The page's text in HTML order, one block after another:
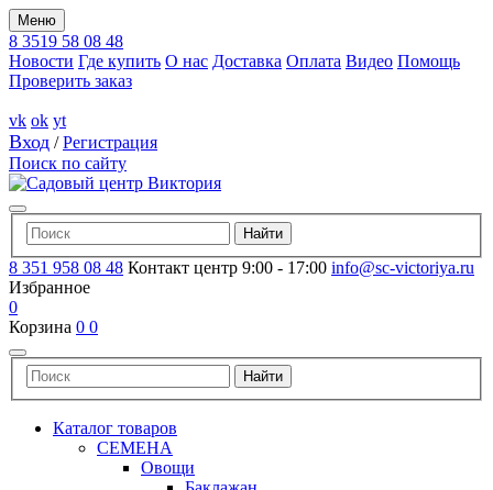
Меню
8 3519 58 08 48
Новости Где купить О нас Доставка Оплата Видео Помощь
Проверить заказ
vk ok yt
Вход /Регистрация
Поиск по сайту
8 351 958 08 48 Контакт центр 9:00 - 17:00 info@sc-victoriya.ru
Избранное
0
Корзина 0 0
Каталог товаров
СЕМЕНА
Овощи